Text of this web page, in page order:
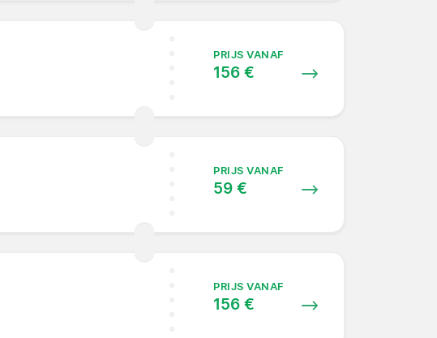
PRIJS VANAF
156 €
PRIJS VANAF
59 €
PRIJS VANAF
156 €